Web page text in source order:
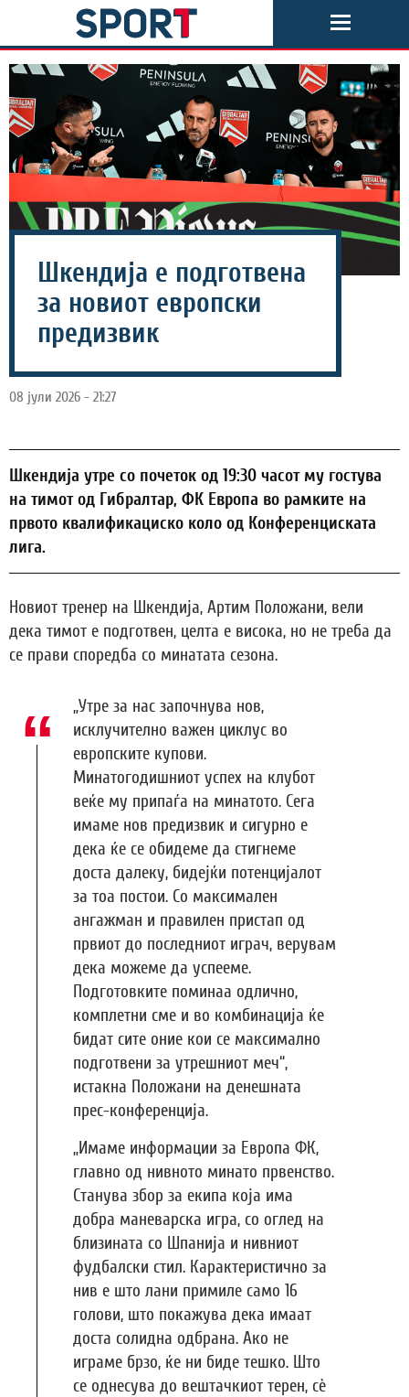
Шкендија е подготвена
за новиот европски
предизвик
08 јули 2026 - 21:27
Шкендија утре со почеток од 19:30 часот му гостува
на тимот од Гибралтар, ФК Европа во рамките на
првото квалификациско коло од Конференциската
лига.
Новиот тренер на Шкендија, Артим Положани, вели
дека тимот е подготвен, целта е висока, но не треба да
се прави споредба со минатата сезона.
„Утре за нас започнува нов,
исклучително важен циклус во
европските купови.
Минатогодишниот успех на клубот
веќе му припаѓа на минатото. Сега
имаме нов предизвик и сигурно е
дека ќе се обидеме да стигнеме
доста далеку, бидејќи потенцијалот
за тоа постои. Со максимален
ангажман и правилен пристап од
првиот до последниот играч, верувам
дека можеме да успееме.
Подготовките поминаа одлично,
комплетни сме и во комбинација ќе
бидат сите оние кои се максимално
подготвени за утрешниот меч“,
истакна Положани на денешната
прес-конференција.
„Имаме информации за Европа ФК,
главно од нивното минато првенство.
Станува збор за екипа која има
добра маневарска игра, со оглед на
близината со Шпанија и нивниот
фудбалски стил. Карактеристично за
нив е што лани примиле само 16
голови, што покажува дека имаат
доста солидна одбрана. Ако не
играме брзо, ќе ни биде тешко. Што
се однесува до вештачкиот терен, сè